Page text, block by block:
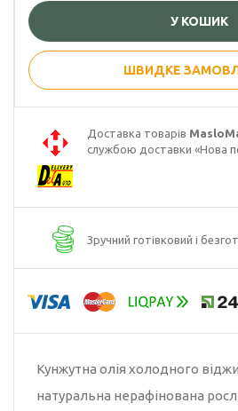
Гарбузова олія
Чорного кмину
олія
кондитерського
соняшника
Кокосова олія
У КОШИК
ШВИДКЕ
Доставка товарів
службою доставки «Нова
Зручний готівковий і
Кунжутна олія холодного
натуральна нерафінована